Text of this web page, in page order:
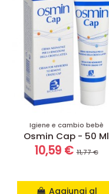
Igiene e cambio bebè
Osmin Cap - 50 Ml
10,59 €11,77 €
Aggiungi al